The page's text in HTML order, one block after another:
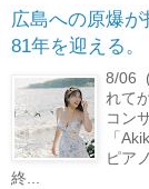
広島への原爆
81年を迎える。
8/06
れて
コン
「
ピア
終...